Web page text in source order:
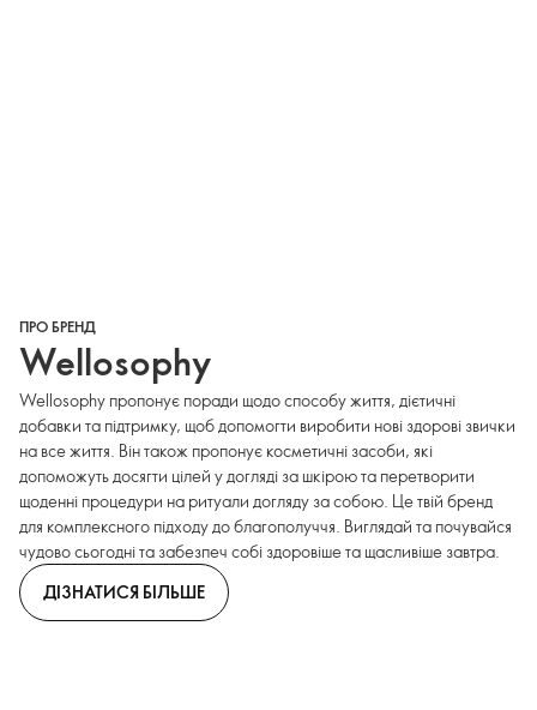
ПРО БРЕНД
Wellosophy
Wellosophy пропонує поради щодо способу життя, дієтичні
добавки та підтримку, щоб допомогти виробити нові здорові звички
на все життя. Він також пропонує косметичні засоби, які
допоможуть досягти цілей у догляді за шкірою та перетворити
щоденні процедури на ритуали догляду за собою. Це твій бренд
для комплексного підходу до благополуччя. Виглядай та почувайся
чудово сьогодні та забезпеч собі здоровіше та щасливіше завтра.
ДІЗНАТИСЯ БІЛЬШЕ